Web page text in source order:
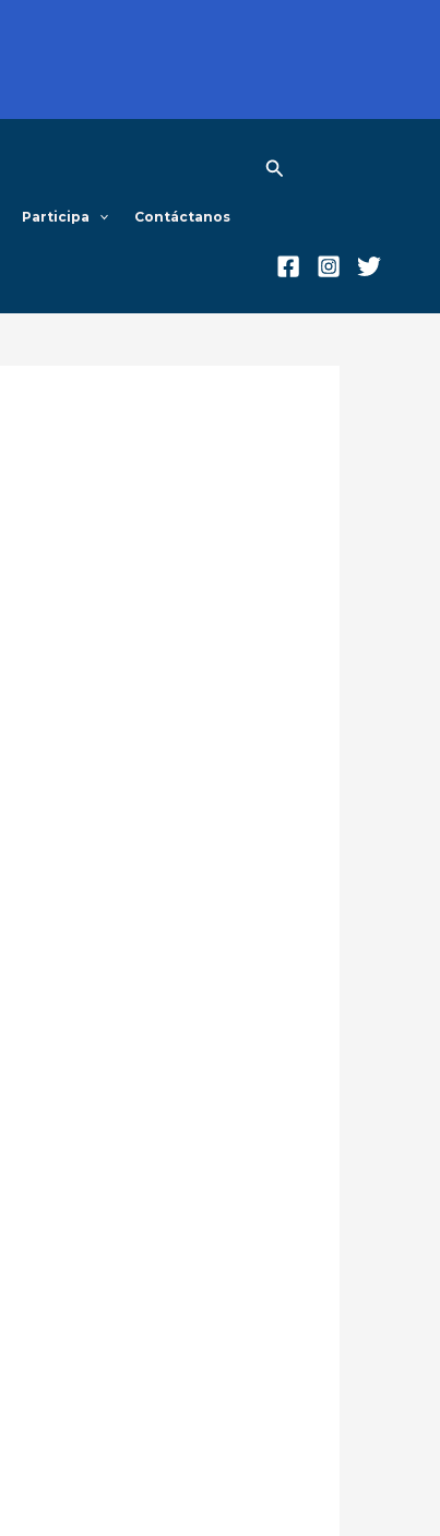
Participa Contáctanos
Buscar